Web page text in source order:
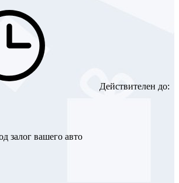
Действителен до:
залог вашего авто